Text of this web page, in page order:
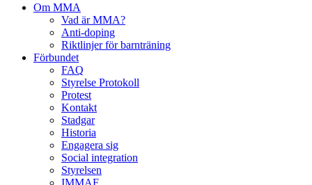
Om MMA
Vad är MMA?
Anti-doping
Riktlinjer för barnträning
Förbundet
FAQ
Styrelse Protokoll
Protest
Kontakt
Stadgar
Historia
Engagera sig
Social integration
Styrelsen
IMMAF